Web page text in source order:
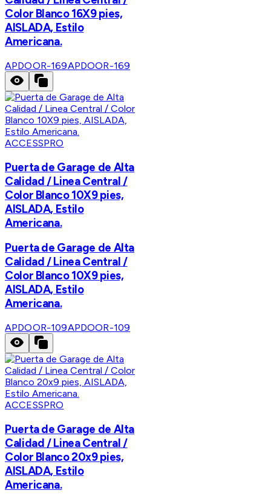
Color Blanco 16X9 pies,
AISLADA, Estilo
Americana.
APDOOR-169APDOOR-169
ACCESSPRO
Puerta de Garage de Alta
Calidad / Linea Central /
Color Blanco 10X9 pies,
AISLADA, Estilo
Americana.
Puerta de Garage de Alta
Calidad / Linea Central /
Color Blanco 10X9 pies,
AISLADA, Estilo
Americana.
APDOOR-109APDOOR-109
ACCESSPRO
Puerta de Garage de Alta
Calidad / Linea Central /
Color Blanco 20x9 pies,
AISLADA, Estilo
Americana.